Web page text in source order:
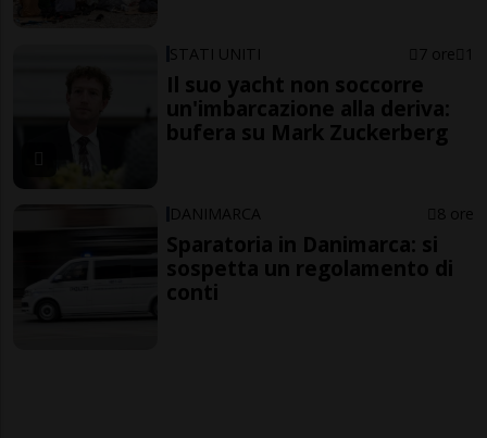
STATI UNITI 7 ore 1
Il suo yacht non soccorre
un'imbarcazione alla deriva:
bufera su Mark Zuckerberg
DANIMARCA 8 ore
Sparatoria in Danimarca: si
sospetta un regolamento di
conti